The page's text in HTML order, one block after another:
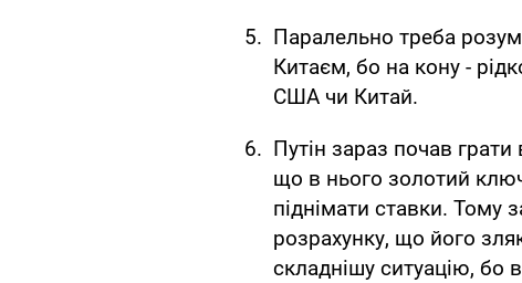
Паралельно треба
Китаєм, бо на кону -
США чи Китай.
Путін зараз почав
що в нього золотий
піднімати ставки. Тому
розрахунку, що його
складнішу ситуацію, бо